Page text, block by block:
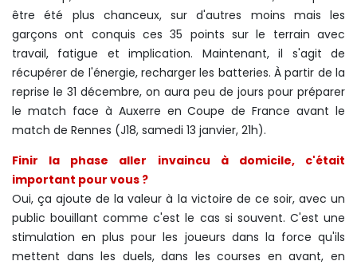
être été plus chanceux, sur d'autres moins mais les
garçons ont conquis ces 35 points sur le terrain avec
travail, fatigue et implication. Maintenant, il s'agit de
récupérer de l'énergie, recharger les batteries. À partir de la
reprise le 31 décembre, on aura peu de jours pour préparer
le match face à Auxerre en Coupe de France avant le
match de Rennes (J18, samedi 13 janvier, 21h).
Finir la phase aller invaincu à domicile, c'était
important pour vous ?
Oui, ça ajoute de la valeur à la victoire de ce soir, avec un
public bouillant comme c'est le cas si souvent. C'est une
stimulation en plus pour les joueurs dans la force qu'ils
mettent dans les duels, dans les courses en avant, en